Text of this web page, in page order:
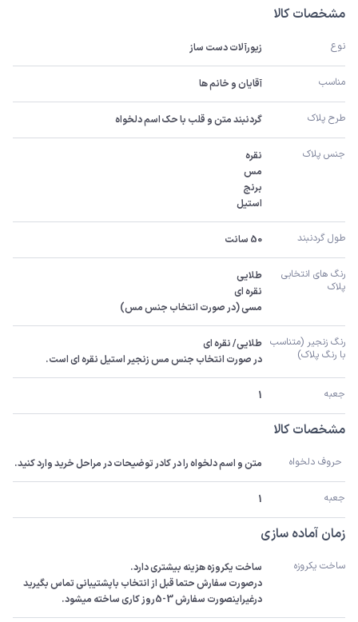
مشخصات کالا
نوع زیورآلات دست ساز
مناسب آقایان و خانم ها
طرح پلاک گردنبند متن و قلب با حک اسم دلخواه
جنس پلاک
استیل
طول گردنبند 50 سانت
پلاک
مسی (در صورت انتخاب جنس مس)
با رنگ پلاک)
در صورت انتخاب جنس مس زنجیر استیل نقره ای است.
جعبه 1
مشخصات کالا
متن و اسم دلخواه را در کادر توضیحات در مراحل خرید وارد کنید.
جعبه 1
زمان آماده سازی
ساخت یکروزه
درغیراینصورت سفارش 3-5روز کاری ساخته میشود.